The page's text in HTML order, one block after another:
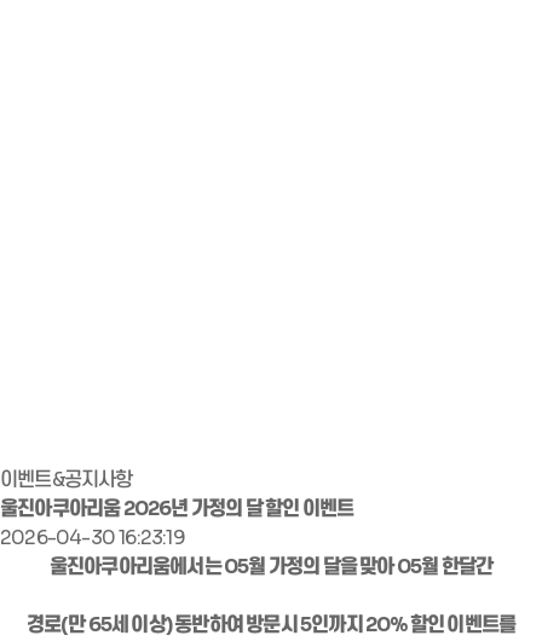
이벤트&공지사항
울진아쿠아리움 2026년 가정의 달 할인 이벤트
2026-04-30 16:23:19
울진아쿠아리움에서는 05월 가정의 달을 맞아 05월 한달간
경로(만 65세 이상) 동반하여 방문시 5인까지 20% 할인 이벤트를